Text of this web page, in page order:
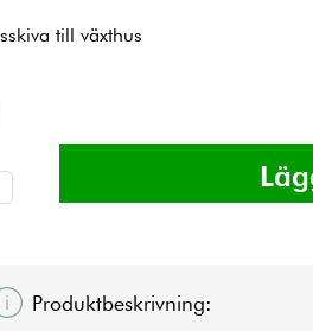
till växthus
Produktbeskrivning: